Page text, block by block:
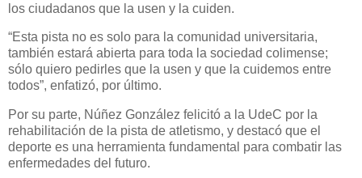
los ciudadanos que la usen y la cuiden.
“Esta pista no es solo para la comunidad universitaria,
también estará abierta para toda la sociedad colimense;
sólo quiero pedirles que la usen y que la cuidemos entre
todos”, enfatizó, por último.
Por su parte, Núñez González felicitó a la UdeC por la
rehabilitación de la pista de atletismo, y destacó que el
deporte es una herramienta fundamental para combatir las
enfermedades del futuro.